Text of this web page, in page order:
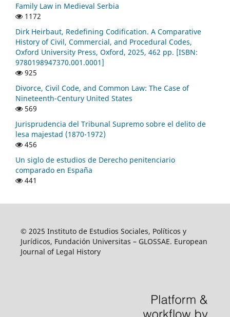
Family Law in Medieval Serbia
1172
Dirk Heirbaut, Redefining Codification. A Comparative
History of Civil, Commercial, and Procedural Codes,
Oxford University Press, Oxford, 2025, 462 pp. [ISBN:
9780198947370.001.0001]
925
Divorce, Civil Code, and Common Law: The Case of
Nineteenth-Century United States
569
Jurisprudencia del Tribunal Supremo sobre el delito de
lesa majestad (1870-1972)
456
Un siglo de estudios de Derecho penitenciario
comparado en España
441
© 2025 Instituto de Estudios Sociales, Políticos y
Jurídicos, Fundación Universitas – GLOSSAE. European
Journal of Legal History